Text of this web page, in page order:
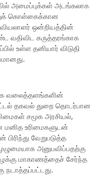
அமைப்புக்கள் அடங்கலாக
கொள்கைக்கான
ஒன்றியத்தின்
வதிவிட கருத்தரங்காக
உள்ள தனியார் விடுதி
வலைத்தளங்களின்
தகவல் துறை தொடர்பான
சமூக அரசியல்,
மனித உரிமைகளுடன்
வேறுபடுத்த
அனுபவிப்பதற்கு
மாகாணத்தைச் சேர்ந்த
நடாத்தப்பட்டது.